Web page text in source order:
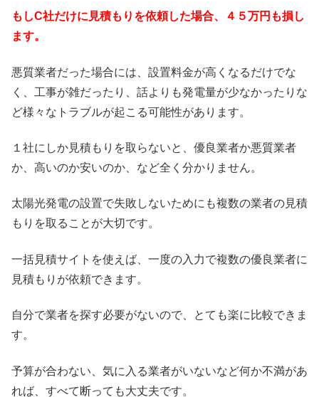
もしC社だけに見積もりを依頼した場合、４５万円も損し
ます。
悪質業者だった場合には、設置料金が高くなるだけでな
く、工事が雑だったり、話よりも発電量が少なかったりな
ど様々なトラブルが起こる可能性があります。
１社にしか見積もりを取らないと、優良業者か悪質業者
か、高いのか安いのか、など全く分かりません。
太陽光発電の設置で失敗しないためにも複数の業者の見積
もりを取ることが大切です。
一括見積サイトを使えば、一度の入力で複数の優良業者に
見積もりが依頼できます。
自分で業者を探す必要がないので、とても楽に比較できま
す。
予算が合わない、気に入る業者がいないなど何か不満があ
れば、すべて断っても大丈夫です。